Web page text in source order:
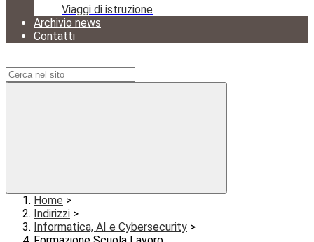
Viaggi di istruzione
Archivio news
Contatti
Home >
Indirizzi >
Informatica, AI e Cybersecurity >